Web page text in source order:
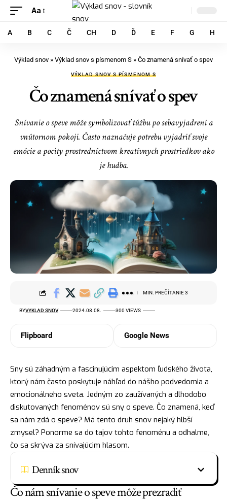
Aa
A B C Č CH D Ď E F G H
Výklad snov » Výklad snov s písmenom S » Čo znamená snívať o spev
VÝKLAD SNOV S PÍSMENOM S
Čo znamená snívať o spev
Snívanie o speve môže symbolizovať túžbu po sebavyjadrení a
vnútornom pokoji. Často naznačuje potrebu vyjadriť svoje
emócie a pocity prostredníctvom kreatívnych prostriedkov ako
je hudba.
BYVYKLAD SNOV 2024.08.08. 300 VIEWS
MIN. PREČÍTANIE 3
Flipboard Google News
Sny sú záhadným a fascinujúcim aspektom ľudského života,
ktorý nám často poskytuje náhľad do nášho podvedomia a
emocionálneho sveta. Jedným zo zaužívaných a dlhodobo
diskutovaných fenoménov sú sny o speve. Čo znamená, keď
sa nám zdá o speve? Má tento druh snov nejaký hlbší
zmysel? Ponorme sa do tajov tohto fenoménu a odhalme,
čo sa skrýva za snívajúcim hlasom.
Denník snov
Čo nám snívanie o speve môže prezradiť